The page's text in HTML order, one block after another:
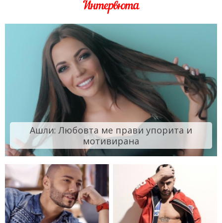
Интервюта
Ашли: Любовта ме прави упорита и
мотивирана